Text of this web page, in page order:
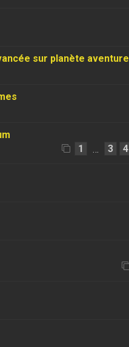
sur planète aventure
1 3 4